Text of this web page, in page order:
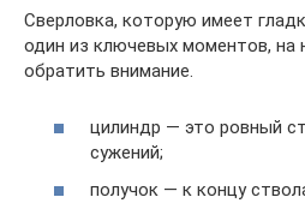
Сверловка, которую имеет
один из ключевых моментов, на
обратить внимание.
цилиндр — это ровный
сужений;
получок — к концу